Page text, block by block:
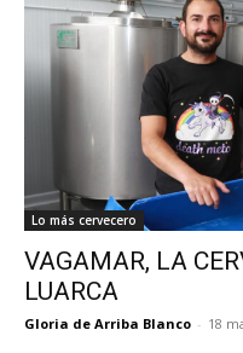
Lo más cervecero
VAGAMAR, LA
LUARCA
Gloria de Arriba Blanco - 18